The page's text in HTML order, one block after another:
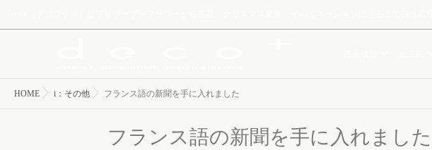
HOME i：その他 フランス語の新聞を手に入れました
フランス語の新聞を手に入れました